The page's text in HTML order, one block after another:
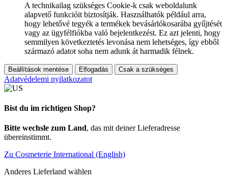
A technikailag szükséges Cookie-k csak weboldalunk
alapvető funkcióit biztosítják. Használhatók például arra,
hogy lehetővé tegyék a termékek bevásárlókosarába gyűjtését
vagy az ügyfélfiókba való bejelentkezést. Ez azt jelenti, hogy
semmilyen következtetés levonása nem lehetséges, így ebből
származó adatot soha nem adunk át harmadik félnek.
Beállítások mentése Elfogadás Csak a szükséges
Adatvédelemi nyilatkozatot
Bist du im richtigen Shop?
Bitte wechsle zum Land, das mit deiner Lieferadresse
übereinstimmt.
Zu Cosmeterie International (English)
Anderes Lieferland wählen